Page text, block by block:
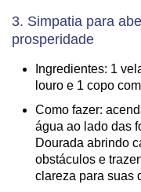
3. Simpatia para
prosperidade
Ingredientes: 1
louro e 1 copo
Como fazer:
água ao lado das
Dourada abrindo
obstáculos e
clareza para suas